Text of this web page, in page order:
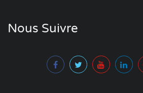
Nous Suivre